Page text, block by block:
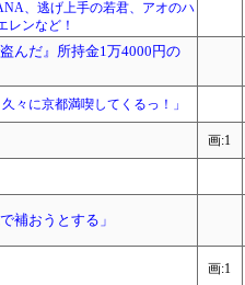
、逃げ上手の若君、アオのハ
レンなど！
んだ』所持金1万4000円の
々に京都満喫してくるっ！」
画:1
補おうとする」
画:1